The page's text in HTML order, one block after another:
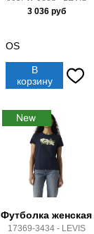
3 036руб
OS
В
корзину
Футболка женская
17369-3434 - LEVIS